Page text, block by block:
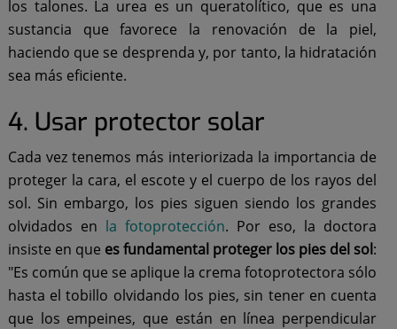
los talones. La urea es un queratolítico, que es una
sustancia que favorece la renovación de la piel,
haciendo que se desprenda y, por tanto, la hidratación
sea más eficiente.
4. Usar protector solar
Cada vez tenemos más interiorizada la importancia de
proteger la cara, el escote y el cuerpo de los rayos del
sol. Sin embargo, los pies siguen siendo los grandes
olvidados en la fotoprotección. Por eso, la doctora
insiste en que es fundamental proteger los pies del sol:
"Es común que se aplique la crema fotoprotectora sólo
hasta el tobillo olvidando los pies, sin tener en cuenta
que los empeines, que están en línea perpendicular